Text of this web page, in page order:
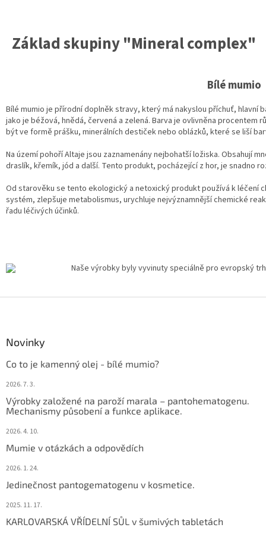
Základ skupiny "Mineral complex"
Bílé mumio
Bílé mumio je přírodní doplněk stravy, který má nakyslou příchuť, hlavní
jako je béžová, hnědá, červená a zelená. Barva je ovlivněna procentem
být ve formě prášku, minerálních destiček nebo oblázků, které se liší
Na území pohoří Altaje jsou zaznamenány nejbohatší ložiska. Obsahují
draslík, křemík, jód a další. Tento produkt, pocházející z hor, je snadno
Od starověku se tento ekologický a netoxický produkt používá k léčení
systém, zlepšuje metabolismus, urychluje nejvýznamnější chemické
řadu léčivých účinků.
Naše výrobky byly vyvinuty speciálně pro evropský
Novinky
Co to je kamenný olej - bílé mumio?
2026. 7. 3.
Výrobky založené na paroží marala – pantohematogenu.
Mechanismy působení a funkce aplikace.
2026. 4. 10.
Mumie v otázkách a odpovědích
2026. 1. 24.
Jedinečnost pantogematogenu v kosmetice.
2025. 11. 17.
KARLOVARSKÁ VŘÍDELNÍ SŮL v šumivých tabletách